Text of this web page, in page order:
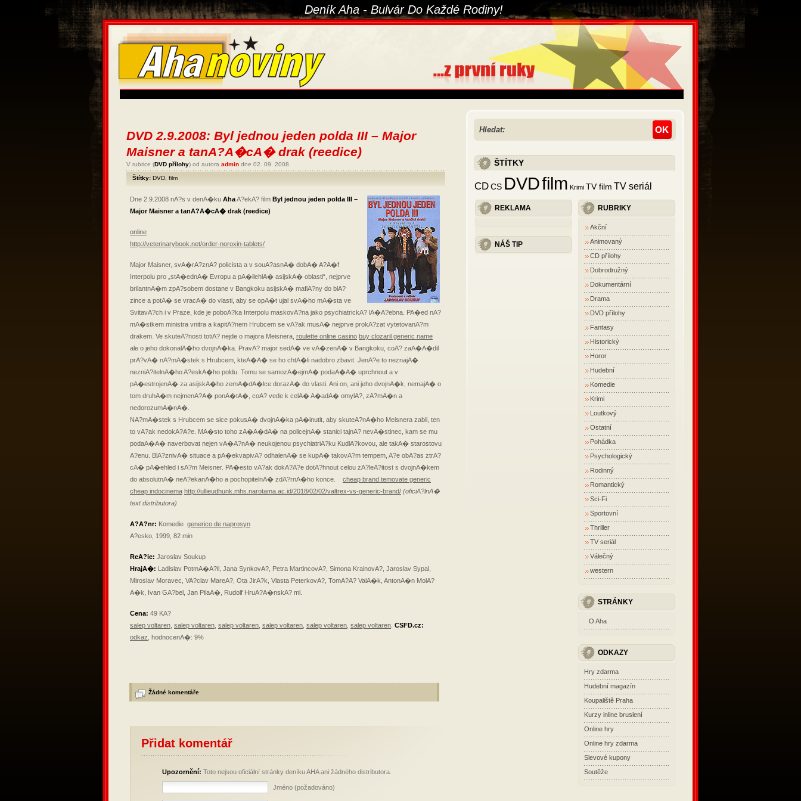
Deník Aha - Bulvár Do Každé Rodiny!
DVD 2.9.2008: Byl jednou jeden polda III – Major
Maisner a tanA?A�cA� drak (reedice)
V rubrice (DVD přílohy) od autora admin dne 02. 09. 2008
Štítky: DVD film
Dne 2.9.2008 nA?s v denA�ku AhaA?ekA? film Byl jednou jeden polda III –
Major Maisner a tanA?A�cA� drak (reedice)
online
http://veterinarybook.net/order-noroxin-tablets/
Major Maisner, svA�rA?znA? policista a v souA?asnA� dobA� A?A�f
Interpolu pro „stA�ednA� Evropu a pA�ilehlA� asijskA� oblasti“, nejprve
brilantnA�m zpA?sobem dostane v Bangkoku asijskA� mafiA?ny do blA?
zince a potA� se vracA� do vlasti, aby se opA�t ujal svA�ho mA�sta ve
SvitavA?ch i v Praze, kde je poboA?ka Interpolu maskovA?na jako psychiatrickA? lA�A?ebna. PA�ed nA?
mA�stkem ministra vnitra a kapitA?nem Hrubcem se vA?ak musA� nejprve prokA?zat vytetovanA?m
drakem. Ve skuteA?nosti totiA? nejde o majora Meisnera, roulette online casino buy clozaril generic name
ale o jeho dokonalA�ho dvojnA�ka. PravA? major sedA� ve vA�zenA� v Bangkoku, coA? zaA�A�dil
prA?vA� nA?mA�stek s Hrubcem, kteA�A� se ho chtA�li nadobro zbavit. JenA?e to neznajA�
nezniA?itelnA�ho A?eskA�ho poldu. Tomu se samozA�ejmA� podaA�A� uprchnout a v
pA�estrojenA� za asijskA�ho zemA�dA�lce dorazA� do vlasti. Ani on, ani jeho dvojnA�k, nemajA� o
tom druhA�m nejmenA?A� ponA�tA�, coA? vede k celA� A�adA� omylA?, zA?mA�n a
nedorozumA�nA�.
NA?mA�stek s Hrubcem se sice pokusA� dvojnA�ka pA�inutit, aby skuteA?nA�ho Meisnera zabil, ten
to vA?ak nedokA?A?e. MA�sto toho zA�A�dA� na policejnA� stanici tajnA? nevA�stinec, kam se mu
podaA�A� naverbovat nejen vA�A?nA� neukojenou psychiatriA?ku KudlA?kovou, ale takA� starostovu
A?enu. BlA?znivA� situace a pA�ekvapivA? odhalenA� se kupA� takovA?m tempem, A?e obA?as ztrA?
cA� pA�ehled i sA?m Meisner. PA�esto vA?ak dokA?A?e dotA?hnout celou zA?leA?itost s dvojnA�kem
do absolutnA� neA?ekanA�ho a pochopitelnA� zdA?rnA�ho konce. cheap brand temovate generic
cheap indocinema http://ullieudhunk.mhs.narotama.ac.id/2018/02/02/valtrex-vs-generic-brand/ (oficiA?lnA�
text distributora)
A?A?nr: Komedie generico de naprosyn
A?esko, 1999, 82 min
ReA?ie: Jaroslav Soukup
HrajA�: Ladislav PotmA�A?il, Jana SynkovA?, Petra MartincovA?, Simona KrainovA?, Jaroslav Sypal,
Miroslav Moravec, VA?clav MareA?, Ota JirA?k, Vlasta PeterkovA?, TomA?A? ValA�k, AntonA�n MolA?
A�k, Ivan GA?bel, Jan PilaA�, Rudolf HruA?A�nskA? ml.
Cena: 49 KA?
salep voltaren salep voltaren salep voltaren salep voltaren salep voltaren salep voltaren CSFD.cz:
odkaz , hodnocenA�: 9%
Žádné komentáře
Přidat komentář
Upozornění: Toto nejsou oficiální stránky deníku AHA ani žádného distributora.
Jméno (požadováno)
Hledat:
ŠTÍTKY
CD CS DVDfilm Krimi TV film TV seriál
REKLAMA
NÁŠ TIP
RUBRIKY
Akční
Animovaný
CD přílohy
Dobrodružný
Dokumentární
Drama
DVD přílohy
Fantasy
Historický
Horor
Hudební
Komedie
Krimi
Loutkový
Ostatní
Pohádka
Psychologický
Rodinný
Romantický
Sci-Fi
Sportovní
Thriller
TV seriál
Válečný
western
STRÁNKY
O Aha
ODKAZY
Hry zdarma
Hudební magazín
Koupaliště Praha
Kurzy inline bruslení
Online hry
Online hry zdarma
Slevové kupony
Soutěže